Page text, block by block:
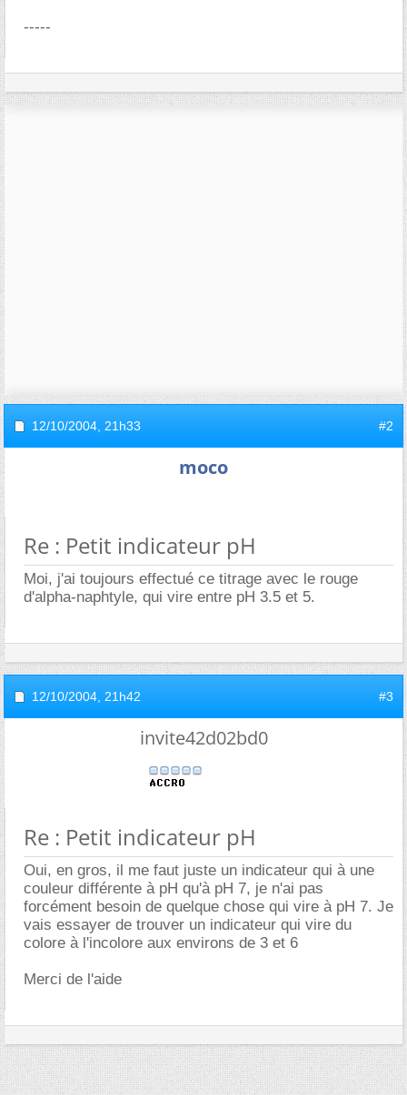
-----
12/10/2004, 21h33 #2
moco
Re : Petit indicateur pH
Moi, j'ai toujours effectué ce titrage avec le rouge
d'alpha-naphtyle, qui vire entre pH 3.5 et 5.
12/10/2004, 21h42 #3
invite42d02bd0
Re : Petit indicateur pH
Oui, en gros, il me faut juste un indicateur qui à une
couleur différente à pH qu'à pH 7, je n'ai pas
forcément besoin de quelque chose qui vire à pH 7. Je
vais essayer de trouver un indicateur qui vire du
colore à l'incolore aux environs de 3 et 6
Merci de l'aide